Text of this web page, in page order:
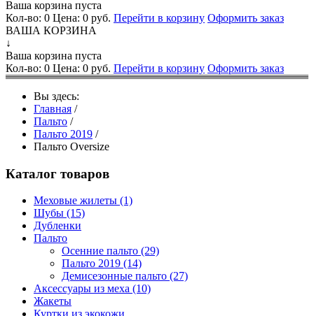
Ваша корзина пуста
Кол-во: 0 Цена: 0 руб. Перейти в корзину Оформить заказ
ВАША КОРЗИНА
↓
Ваша корзина пуста
Кол-во: 0 Цена: 0 руб. Перейти в корзину Оформить заказ
Вы здесь:
Главная /
Пальто /
Пальто 2019 /
Пальто Oversize
Каталог товаров
Меховые жилеты (1)
Шубы (15)
Дубленки
Пальто
Осенние пальто (29)
Пальто 2019 (14)
Демисезонные пальто (27)
Аксессуары из меха (10)
Жакеты